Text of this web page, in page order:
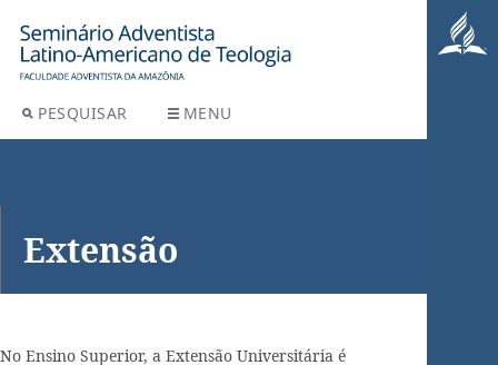
PESQUISAR MENU
Extensão
No Ensino Superior, a Extensão Universitária é